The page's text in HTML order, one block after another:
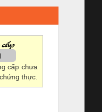
cấp chưa
thực.